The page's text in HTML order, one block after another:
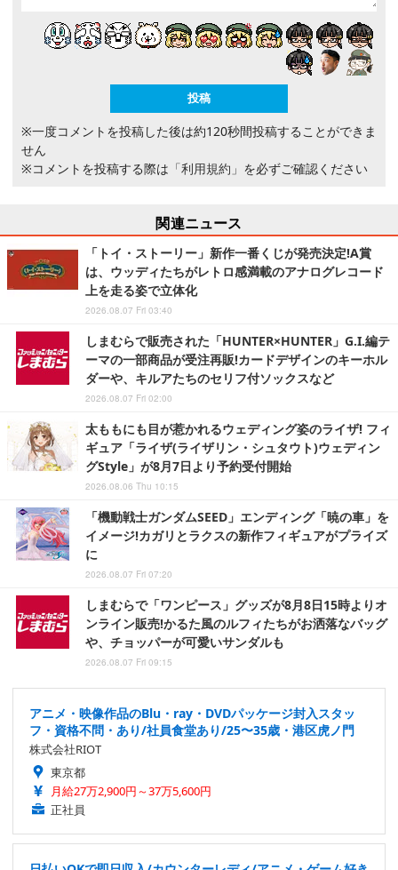
※一度コメントを投稿した後は約120秒間投稿することができま
せん
※コメントを投稿する際は 「利用規約」 を必ずご確認ください
関連ニュース
「トイ・ストーリー」新作一番くじが発売決定!A賞
は、ウッディたちがレトロ感満載のアナログレコード
上を走る姿で立体化
2026.08.07 Fri 03:40
しまむらで販売された「HUNTER×HUNTER」G.I.編テ
ーマの一部商品が受注再販!カードデザインのキーホル
ダーや、キルアたちのセリフ付ソックスなど
2026.08.07 Fri 02:00
太ももにも目が惹かれるウェディング姿のライザ! フィ
ギュア「ライザ(ライザリン・シュタウト)ウェディン
グStyle」が8月7日より予約受付開始
2026.08.06 Thu 10:15
「機動戦士ガンダムSEED」エンディング「暁の車」を
イメージ!カガリとラクスの新作フィギュアがプライズ
に
2026.08.07 Fri 07:20
しまむらで「ワンピース」グッズが8月8日15時よりオ
ンライン販売!かるた風のルフィたちがお洒落なバッグ
や、チョッパーが可愛いサンダルも
2026.08.07 Fri 09:15
アニメ・映像作品のBlu・ray・DVDパッケージ封入スタッ
フ・資格不問・あり/社員食堂あり/25〜35歳・港区虎ノ門
株式会社RIOT
東京都
月給27万2,900円～37万5,600円
正社員